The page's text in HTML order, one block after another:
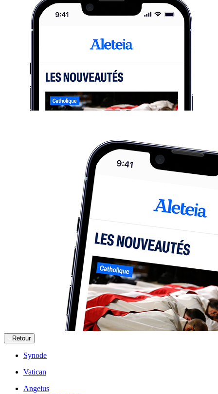
Retour
Synode
Vatican
Angelus